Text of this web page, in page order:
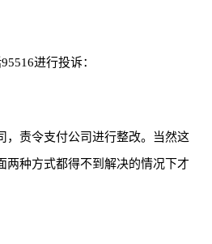
进行投诉：
，责令支付公司进行整改。当然这
两种方式都得不到解决的情况下才